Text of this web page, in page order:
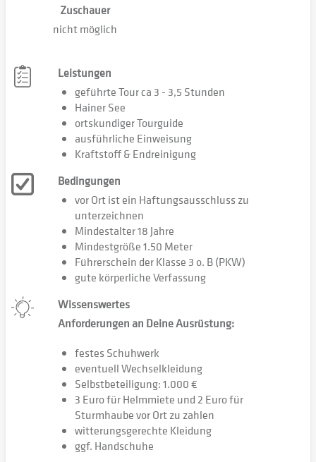
Zuschauer
nicht möglich
Leistungen
geführte Tour ca 3 - 3,5 Stunden
Hainer See
ortskundiger Tourguide
ausführliche Einweisung
Kraftstoff & Endreinigung
Bedingungen
vor Ort ist ein Haftungsausschluss zu
unterzeichnen
Mindestalter 18 Jahre
Mindestgröße 1.50 Meter
Führerschein der Klasse 3 o. B (PKW)
gute körperliche Verfassung
Wissenswertes
Anforderungen an Deine Ausrüstung:
festes Schuhwerk
eventuell Wechselkleidung
Selbstbeteiligung: 1.000 €
3 Euro für Helmmiete und 2 Euro für
Sturmhaube vor Ort zu zahlen
witterungsgerechte Kleidung
ggf. Handschuhe